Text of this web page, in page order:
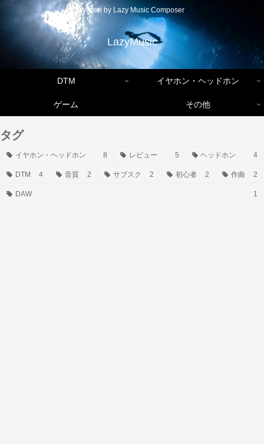
Written by Lazy Music Composer
LazyMusic
DTM イヤホン・ヘッドホン
ゲーム その他
タグ
イヤホン・ヘッドホン 8 レビュー 5 ヘッドホン 4
DTM 4 音質 2 サブスク 2 初心者 2 作曲 2
DAW 1